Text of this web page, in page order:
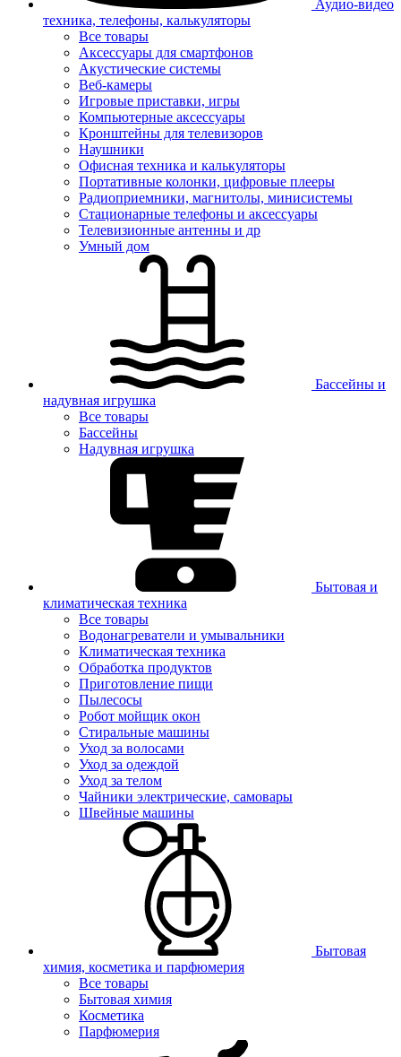
Аудио-видео
техника, телефоны, калькуляторы
Все товары
Аксессуары для смартфонов
Акустические системы
Веб-камеры
Игровые приставки, игры
Компьютерные аксессуары
Кронштейны для телевизоров
Наушники
Офисная техника и калькуляторы
Портативные колонки, цифровые плееры
Радиоприемники, магнитолы, минисистемы
Стационарные телефоны и аксессуары
Телевизионные антенны и др
Умный дом
Бассейны и
надувная игрушка
Все товары
Бассейны
Надувная игрушка
Бытовая и
климатическая техника
Все товары
Водонагреватели и умывальники
Климатическая техника
Обработка продуктов
Приготовление пищи
Пылесосы
Робот мойщик окон
Стиральные машины
Уход за волосами
Уход за одеждой
Уход за телом
Чайники электрические, самовары
Швейные машины
Бытовая
химия, косметика и парфюмерия
Все товары
Бытовая химия
Косметика
Парфюмерия